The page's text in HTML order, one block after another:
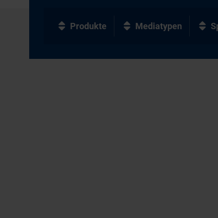
Produkte Mediatypen